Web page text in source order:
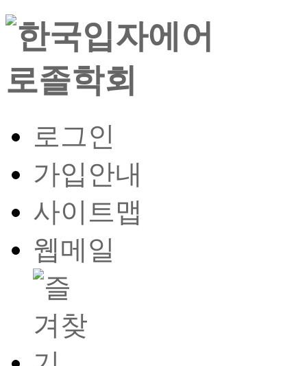
로그인
가입안내
사이트맵
웹메일